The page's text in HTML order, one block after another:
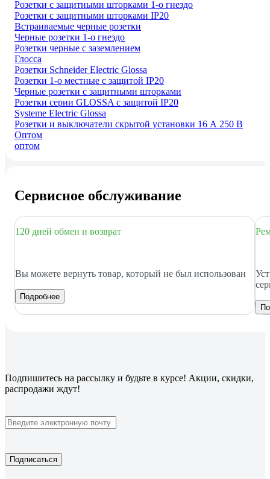
Розетки с защитными шторками 1-о гнездо
Розетки с защитными шторками IP20
Встраиваемые черные розетки
Черные розетки 1-о гнездо
Розетки черные с заземлением
Глосса
Розетки Schneider Electric Glossa
Розетки 1-о местные с защитой IP20
Черные розетки с защитными шторками
Розетки серии GLOSSA с защитой IP20
Systeme Electric Glossa
Розетки и выключатели скрытой установки 16 А 250 В
Оптом
оптом
Сервисное обслуживание
120 дней обмен и возврат
Вы можете вернуть товар, который не был использован
Подробнее
Подпишитесь на рассылку и будьте в курсе! Акции, скидки,
распродажи ждут!
Подписаться